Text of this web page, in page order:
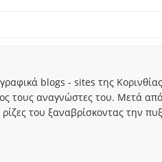
blogs - sites της
τους αναγνώστες του. Μετά
του ξαναβρίσκοντας την